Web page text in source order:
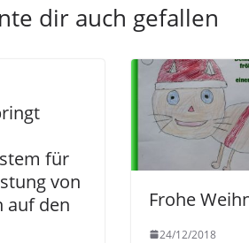
dir auch gefallen
für
von
auf den
Frohe
24/12/2018